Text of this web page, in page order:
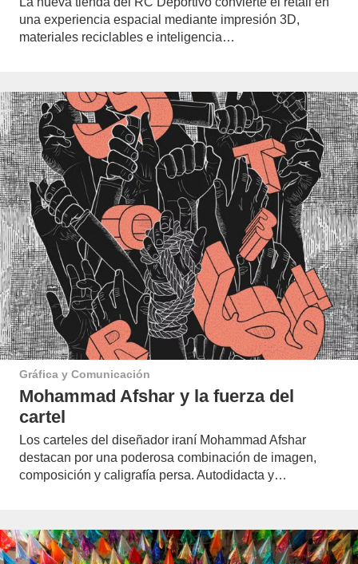
una experiencia espacial mediante impresión 3D,
materiales reciclables e inteligencia…
Gráfica y Comunicación
Mohammad Afshar y la fuerza del
cartel
Los carteles del diseñador iraní Mohammad Afshar
destacan por una poderosa combinación de imagen,
composición y caligrafía persa. Autodidacta y…